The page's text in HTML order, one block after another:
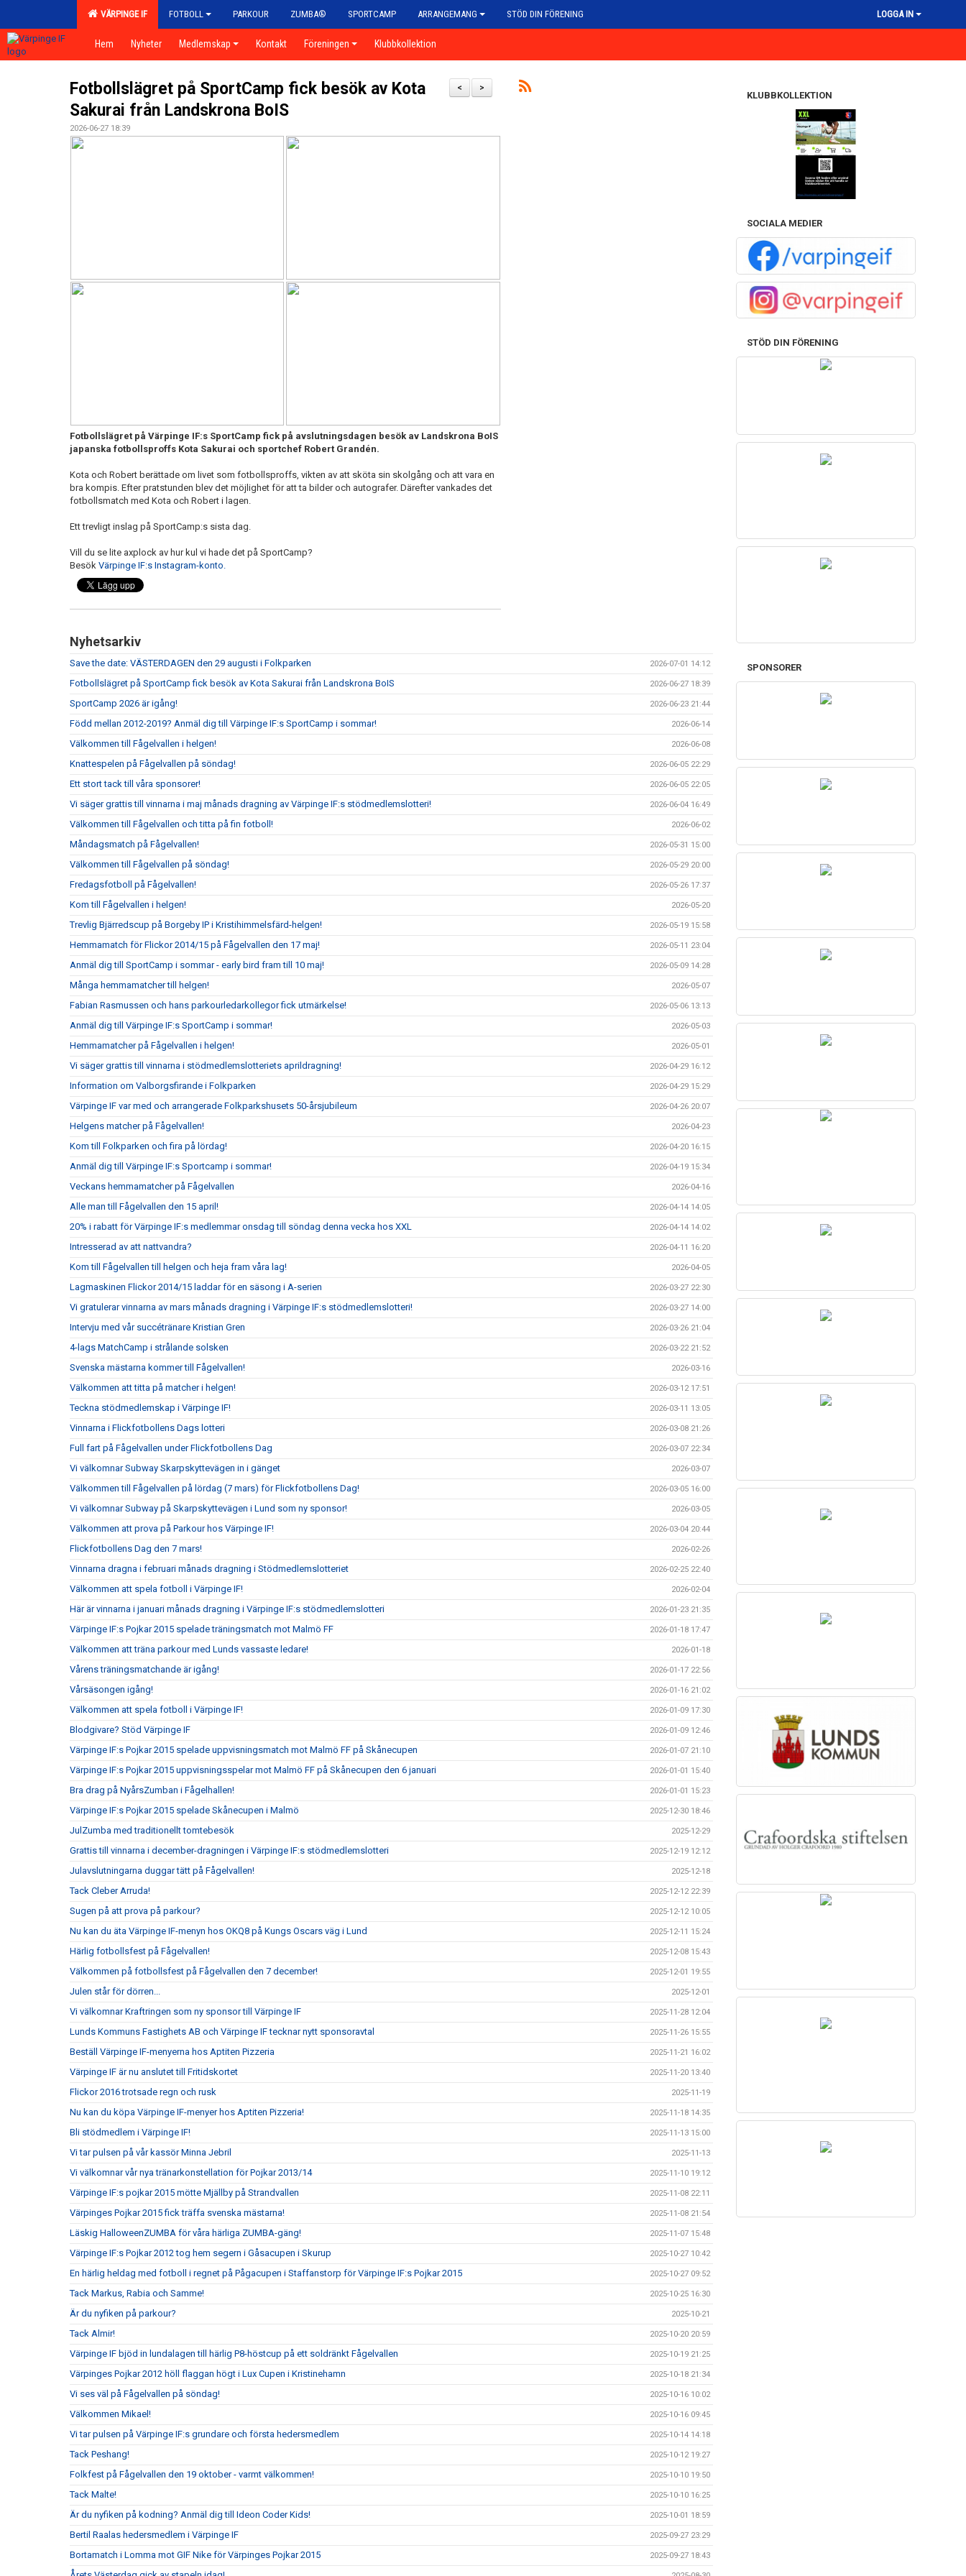
VÄRPINGE IF FOTBOLL PARKOUR ZUMBA® SPORTCAMP ARRANGEMANG STÖD DIN FÖRENING LOGGA IN
Hem Nyheter Medlemskap Kontakt Föreningen Klubbkollektion
>
<
Fotbollslägret på SportCamp fick besök av Kota
Sakurai från Landskrona BoIS
2026-06-27 18:39
Fotbollslägret på Värpinge IF:s SportCamp fick på avslutningsdagen besök av Landskrona BoIS
japanska fotbollsproffs Kota Sakurai och sportchef Robert Grandén.
Kota och Robert berättade om livet som fotbollsproffs, vikten av att sköta sin skolgång och att vara en
bra kompis. Efter pratstunden blev det möjlighet för att ta bilder och autografer. Därefter vankades det
fotbollsmatch med Kota och Robert i lagen.
Ett trevligt inslag på SportCamp:s sista dag.
Vill du se lite axplock av hur kul vi hade det på SportCamp?
Besök Värpinge IF:s Instagram-konto.
Nyhetsarkiv
Save the date: VÄSTERDAGEN den 29 augusti i Folkparken 2026-07-01 14:12
Fotbollslägret på SportCamp fick besök av Kota Sakurai från Landskrona BoIS 2026-06-27 18:39
SportCamp 2026 är igång! 2026-06-23 21:44
Född mellan 2012-2019? Anmäl dig till Värpinge IF:s SportCamp i sommar! 2026-06-14
Välkommen till Fågelvallen i helgen! 2026-06-08
Knattespelen på Fågelvallen på söndag! 2026-06-05 22:29
Ett stort tack till våra sponsorer! 2026-06-05 22:05
Vi säger grattis till vinnarna i maj månads dragning av Värpinge IF:s stödmedlemslotteri! 2026-06-04 16:49
Välkommen till Fågelvallen och titta på fin fotboll! 2026-06-02
Måndagsmatch på Fågelvallen! 2026-05-31 15:00
Välkommen till Fågelvallen på söndag! 2026-05-29 20:00
Fredagsfotboll på Fågelvallen! 2026-05-26 17:37
Kom till Fågelvallen i helgen! 2026-05-20
Trevlig Bjärredscup på Borgeby IP i Kristihimmelsfärd-helgen! 2026-05-19 15:58
Hemmamatch för Flickor 2014/15 på Fågelvallen den 17 maj! 2026-05-11 23:04
Anmäl dig till SportCamp i sommar - early bird fram till 10 maj! 2026-05-09 14:28
Många hemmamatcher till helgen! 2026-05-07
Fabian Rasmussen och hans parkourledarkollegor fick utmärkelse! 2026-05-06 13:13
Anmäl dig till Värpinge IF:s SportCamp i sommar! 2026-05-03
Hemmamatcher på Fågelvallen i helgen! 2026-05-01
Vi säger grattis till vinnarna i stödmedlemslotteriets aprildragning! 2026-04-29 16:12
Information om Valborgsfirande i Folkparken 2026-04-29 15:29
Värpinge IF var med och arrangerade Folkparkshusets 50-årsjubileum 2026-04-26 20:07
Helgens matcher på Fågelvallen! 2026-04-23
Kom till Folkparken och fira på lördag! 2026-04-20 16:15
Anmäl dig till Värpinge IF:s Sportcamp i sommar! 2026-04-19 15:34
Veckans hemmamatcher på Fågelvallen 2026-04-16
Alle man till Fågelvallen den 15 april! 2026-04-14 14:05
20% i rabatt för Värpinge IF:s medlemmar onsdag till söndag denna vecka hos XXL 2026-04-14 14:02
Intresserad av att nattvandra? 2026-04-11 16:20
Kom till Fågelvallen till helgen och heja fram våra lag! 2026-04-05
Lagmaskinen Flickor 2014/15 laddar för en säsong i A-serien 2026-03-27 22:30
Vi gratulerar vinnarna av mars månads dragning i Värpinge IF:s stödmedlemslotteri! 2026-03-27 14:00
Intervju med vår succétränare Kristian Gren 2026-03-26 21:04
4-lags MatchCamp i strålande solsken 2026-03-22 21:52
Svenska mästarna kommer till Fågelvallen! 2026-03-16
Välkommen att titta på matcher i helgen! 2026-03-12 17:51
Teckna stödmedlemskap i Värpinge IF! 2026-03-11 13:05
Vinnarna i Flickfotbollens Dags lotteri 2026-03-08 21:26
Full fart på Fågelvallen under Flickfotbollens Dag 2026-03-07 22:34
Vi välkomnar Subway Skarpskyttevägen in i gänget 2026-03-07
Välkommen till Fågelvallen på lördag (7 mars) för Flickfotbollens Dag! 2026-03-05 16:00
Vi välkomnar Subway på Skarpskyttevägen i Lund som ny sponsor! 2026-03-05
Välkommen att prova på Parkour hos Värpinge IF! 2026-03-04 20:44
Flickfotbollens Dag den 7 mars! 2026-02-26
Vinnarna dragna i februari månads dragning i Stödmedlemslotteriet 2026-02-25 22:40
Välkommen att spela fotboll i Värpinge IF! 2026-02-04
Här är vinnarna i januari månads dragning i Värpinge IF:s stödmedlemslotteri 2026-01-23 21:35
Värpinge IF:s Pojkar 2015 spelade träningsmatch mot Malmö FF 2026-01-18 17:47
Välkommen att träna parkour med Lunds vassaste ledare! 2026-01-18
Vårens träningsmatchande är igång! 2026-01-17 22:56
Vårsäsongen igång! 2026-01-16 21:02
Välkommen att spela fotboll i Värpinge IF! 2026-01-09 17:30
Blodgivare? Stöd Värpinge IF 2026-01-09 12:46
Värpinge IF:s Pojkar 2015 spelade uppvisningsmatch mot Malmö FF på Skånecupen 2026-01-07 21:10
Värpinge IF:s Pojkar 2015 uppvisningsspelar mot Malmö FF på Skånecupen den 6 januari 2026-01-01 15:40
Bra drag på NyårsZumban i Fågelhallen! 2026-01-01 15:23
Värpinge IF:s Pojkar 2015 spelade Skånecupen i Malmö 2025-12-30 18:46
JulZumba med traditionellt tomtebesök 2025-12-29
Grattis till vinnarna i december-dragningen i Värpinge IF:s stödmedlemslotteri 2025-12-19 12:12
Julavslutningarna duggar tätt på Fågelvallen! 2025-12-18
Tack Cleber Arruda! 2025-12-12 22:39
Sugen på att prova på parkour? 2025-12-12 10:05
Nu kan du äta Värpinge IF-menyn hos OKQ8 på Kungs Oscars väg i Lund 2025-12-11 15:24
Härlig fotbollsfest på Fågelvallen! 2025-12-08 15:43
Välkommen på fotbollsfest på Fågelvallen den 7 december! 2025-12-01 19:55
Julen står för dörren... 2025-12-01
Vi välkomnar Kraftringen som ny sponsor till Värpinge IF 2025-11-28 12:04
Lunds Kommuns Fastighets AB och Värpinge IF tecknar nytt sponsoravtal 2025-11-26 15:55
Beställ Värpinge IF-menyerna hos Aptiten Pizzeria 2025-11-21 16:02
Värpinge IF är nu anslutet till Fritidskortet 2025-11-20 13:40
Flickor 2016 trotsade regn och rusk 2025-11-19
Nu kan du köpa Värpinge IF-menyer hos Aptiten Pizzeria! 2025-11-18 14:35
Bli stödmedlem i Värpinge IF! 2025-11-13 15:00
Vi tar pulsen på vår kassör Minna Jebril 2025-11-13
Vi välkomnar vår nya tränarkonstellation för Pojkar 2013/14 2025-11-10 19:12
Värpinge IF:s pojkar 2015 mötte Mjällby på Strandvallen 2025-11-08 22:11
Värpinges Pojkar 2015 fick träffa svenska mästarna! 2025-11-08 21:54
Läskig HalloweenZUMBA för våra härliga ZUMBA-gäng! 2025-11-07 15:48
Värpinge IF:s Pojkar 2012 tog hem segern i Gåsacupen i Skurup 2025-10-27 10:42
En härlig heldag med fotboll i regnet på Pågacupen i Staffanstorp för Värpinge IF:s Pojkar 2015 2025-10-27 09:52
Tack Markus, Rabia och Samme! 2025-10-25 16:30
Är du nyfiken på parkour? 2025-10-21
Tack Almir! 2025-10-20 20:59
Värpinge IF bjöd in lundalagen till härlig P8-höstcup på ett soldränkt Fågelvallen 2025-10-19 21:25
Värpinges Pojkar 2012 höll flaggan högt i Lux Cupen i Kristinehamn 2025-10-18 21:34
Vi ses väl på Fågelvallen på söndag! 2025-10-16 10:02
Välkommen Mikael! 2025-10-16 09:45
Vi tar pulsen på Värpinge IF:s grundare och första hedersmedlem 2025-10-14 14:18
Tack Peshang! 2025-10-12 19:27
Folkfest på Fågelvallen den 19 oktober - varmt välkommen! 2025-10-10 19:50
Tack Malte! 2025-10-10 16:25
Är du nyfiken på kodning? Anmäl dig till Ideon Coder Kids! 2025-10-01 18:59
Bertil Raalas hedersmedlem i Värpinge IF 2025-09-27 23:29
Bortamatch i Lomma mot GIF Nike för Värpinges Pojkar 2015 2025-09-27 18:43
KLUBBKOLLEKTION
SOCIALA MEDIER
STÖD DIN FÖRENING
SPONSORER